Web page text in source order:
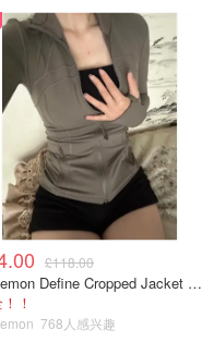
，在26年的QS世界大
年蝉联世界排名第一
排名全球第二的位置
£118.00
lululemon Define Cropped Jacket Nulu 短款夹克
！
768人感兴趣